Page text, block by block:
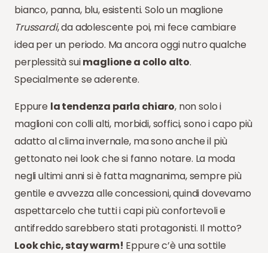
bianco, panna, blu, esistenti. Solo un maglione
Trussardi, da adolescente poi, mi fece cambiare
idea per un periodo. Ma ancora oggi nutro qualche
perplessità suimaglione a collo alto.
Specialmente se aderente.
Eppure la tendenza parla chiaro, non solo i
maglioni con colli alti, morbidi, soffici, sono i capo più
adatto al clima invernale, ma sono anche il più
gettonato nei look che si fanno notare. La moda
negli ultimi anni si è fatta magnanima, sempre più
gentile e avvezza alle concessioni, quindi dovevamo
aspettarcelo che tutti i capi più confortevoli e
antifreddo sarebbero stati protagonisti. Il motto?
Look chic, stay warm! Eppure c’è una sottile